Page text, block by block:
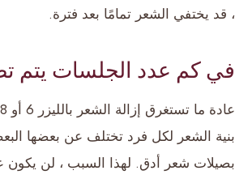
، قد يختفي الشعر تمامًا بعد فترة.
في كم عدد الجلسات يتم
بنية الشعر لكل فرد تختلف عن بعضها
بصيلات شعر أدق. لهذا السبب ، لن